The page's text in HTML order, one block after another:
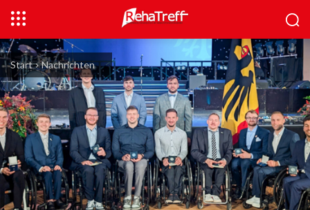
Start Nachrichten